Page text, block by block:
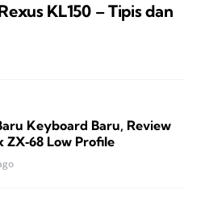
KL150 – Tipis dan
Keyboard Baru, Review
ZX‑68 Low Profile